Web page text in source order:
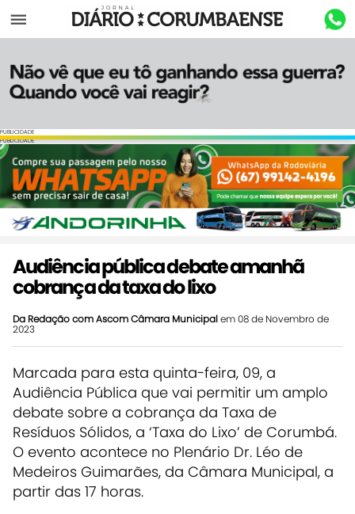
Menu
PUBLICIDADE
PUBLICIDADE
Audiência pública debate amanhã
cobrança da taxa do lixo
Da Redação com Ascom Câmara Municipalem 08 de Novembro de
2023
Marcada para esta quinta-feira, 09, a
Audiência Pública que vai permitir um amplo
debate sobre a cobrança da Taxa de
Resíduos Sólidos, a ‘Taxa do Lixo’ de Corumbá.
O evento acontece no Plenário Dr. Léo de
Medeiros Guimarães, da Câmara Municipal, a
partir das 17 horas.